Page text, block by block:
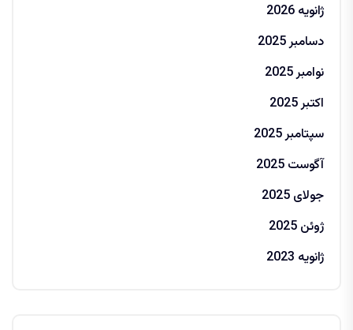
ژانویه 2026
دسامبر 2025
نوامبر 2025
اکتبر 2025
سپتامبر 2025
آگوست 2025
جولای 2025
ژوئن 2025
ژانویه 2023